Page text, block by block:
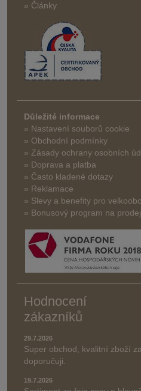
» Články
Důležité informace
» Nastavení souborů cookie
» Obchodní podmínky
» Zásady ochrany osobních
» Doprava a platba
» Často kladené dotazy
» Reklamace
» Slevy a benefity pro
» Bonusový program na
Hodnocení
zákazníků
29.7.2026
Super obchod, kvalitní zboží
doporučuji.
19.7.2026